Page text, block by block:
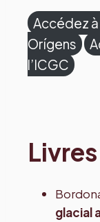
Accédez
Orígens
l’ICGC
Livres
glacial